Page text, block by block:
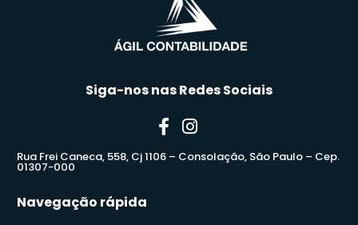
Siga-nos nas Redes Sociais
Rua Frei Caneca, 558, Cj 1106 – Consolação, São Paulo – Cep.
01307-000
Navegação rápida